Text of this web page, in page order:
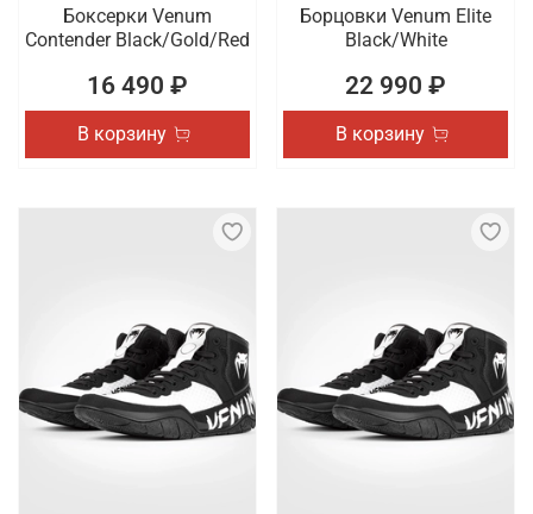
Боксерки Venum
Contender Black/Gold/Red
16 490 ₽
В корзину
Борцовки Venum Elite
Black/White
22 990 ₽
В корзину